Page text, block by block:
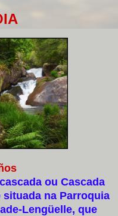
ou Cascada
na Parroquia
Lengüelle, que